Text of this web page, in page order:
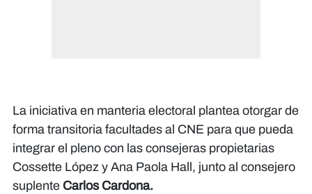
La iniciativa en manteria electoral plantea otorgar de
forma transitoria facultades al CNE para que pueda
integrar el pleno con las consejeras propietarias
Cossette López y Ana Paola Hall, junto al consejero
suplente Carlos Cardona.